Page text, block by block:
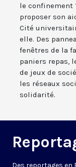
le confinement
proposer son
Cité
elle. Des
fenêtres de la
paniers repas,
de jeux de
les réseaux
solidarité.
Des reportages en